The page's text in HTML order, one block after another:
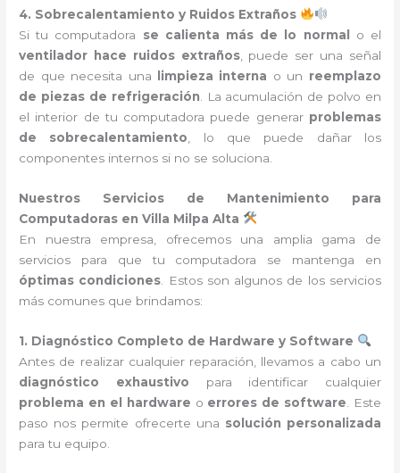
4. Sobrecalentamiento y Ruidos Extraños
Si tu computadora se calienta más de lo normal
o el
ventilador hace ruidos extraños, puede ser una señal
de que necesita una
limpieza interna o un reemplazo
de piezas de refrigeración . La acumulación de polvo en
el interior de tu computadora puede generar problemas
de sobrecalentamiento , lo que puede dañar los
componentes internos si no se soluciona.
Nuestros Servicios de Mantenimiento para
Computadoras en Villa Milpa Alta
En nuestra empresa, ofrecemos una amplia gama de
servicios para que tu computadora se mantenga en
óptimas condiciones . Estos son algunos de los servicios
más comunes que brindamos:
1. Diagnóstico Completo de Hardware y Software
Antes de realizar cualquier reparación, llevamos a cabo un
diagnóstico exhaustivo para identificar cualquier
problema en el hardware o errores de software . Este
paso nos permite ofrecerte una solución personalizada
para tu equipo.